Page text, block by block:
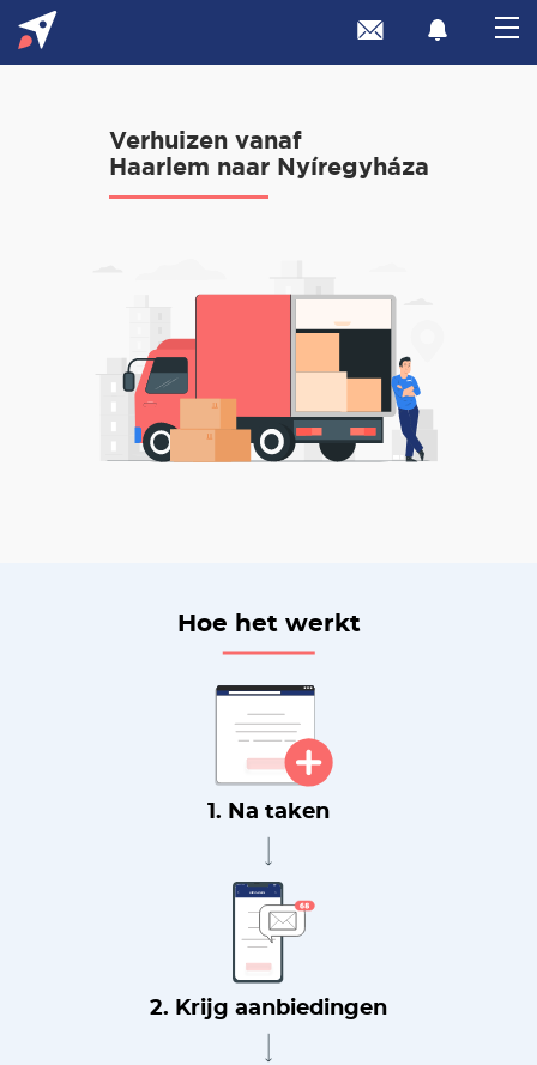
Verhuizen vanaf
Haarlem naar Nyíregyháza
Hoe het werkt
1. Na taken
2. Krijg aanbiedingen